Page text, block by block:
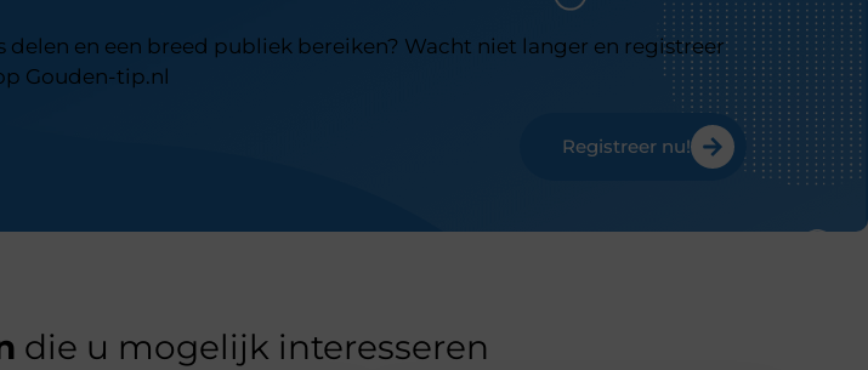
en een breed publiek bereiken? Wacht niet langer en registreer
Gouden-tip.nl
Registreer nu!
die u mogelijk interesseren